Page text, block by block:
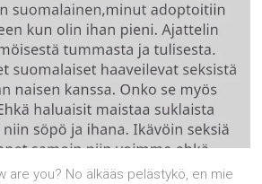
are you? No älkääs pelästykö, en mie